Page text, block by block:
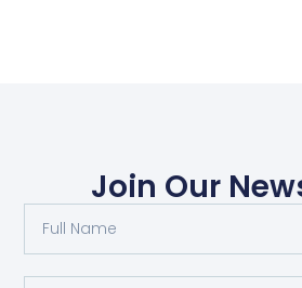
Join Our